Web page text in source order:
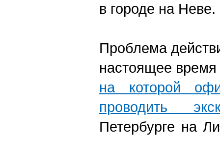
в городе на Неве.
Проблема
настоящее
на которой
проводить
Петербурге на